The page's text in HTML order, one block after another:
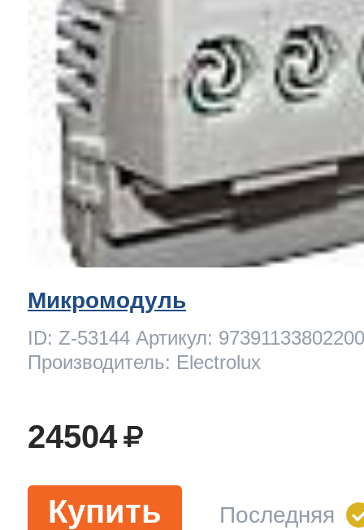
Микромодуль
ID: Z-53144 Артикул:
Производитель: Electrolux
24504
Купить Последняя